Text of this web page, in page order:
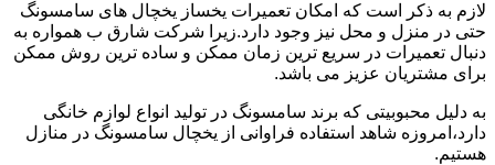
لازم به ذکر است که امکان تعمیرات یخساز یخچال های سامسونگ
حتی در منزل و محل نیز وجود دارد.زیرا شرکت شارق ب همواره به
دنبال تعمیرات در سریع ترین زمان ممکن و ساده ترین روش ممکن
برای مشتریان عزیز می باشد.
به دلیل محبوبیتی که برند سامسونگ در تولید انواع لوازم خانگی
دارد،امروزه شاهد استفاده فراوانی از یخچال سامسونگ در منازل
هستیم.